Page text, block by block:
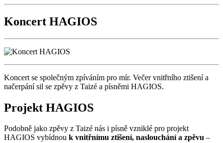
Koncert HAGIOS
Koncert se společným zpíváním pro mír. Večer vnitřního ztišení a
načerpání sil se zpěvy z Taizé a písněmi HAGIOS.
Projekt HAGIOS
Podobně jako zpěvy z Taizé nás i písně vzniklé pro projekt
HAGIOS vybídnou k vnitřnímu ztišení, naslouchání a zpěvu –